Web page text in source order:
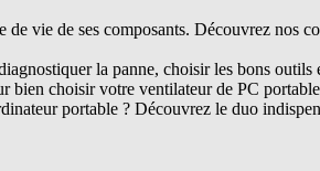
vie de ses composants. Découvrez nos
la panne, choisir les bons outils
bien choisir votre ventilateur de PC
portable ? Découvrez le duo